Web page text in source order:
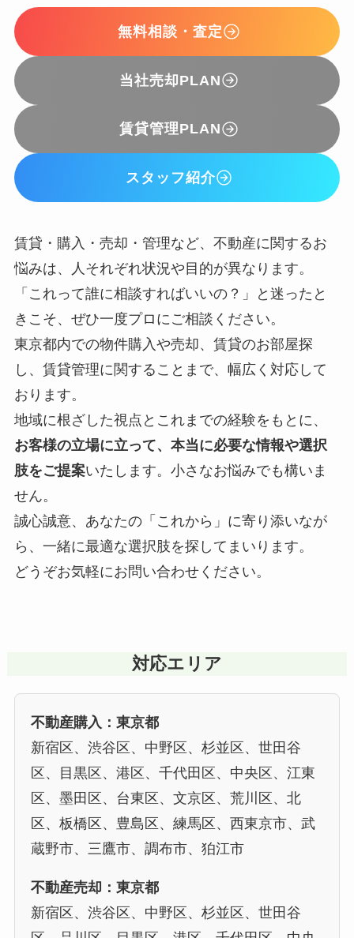
無料相談・査定
当社売却PLAN
賃貸管理PLAN
スタッフ紹介
賃貸・購入・売却・管理など、不動産に関するお
悩みは、人それぞれ状況や目的が異なります。
「これって誰に相談すればいいの？」と迷ったと
きこそ、ぜひ一度プロにご相談ください。
東京都内での物件購入や売却、賃貸のお部屋探
し、賃貸管理に関することまで、幅広く対応して
おります。
地域に根ざした視点とこれまでの経験をもとに、
お客様の立場に立って、本当に必要な情報や選択
肢をご提案いたします。小さなお悩みでも構いま
せん。
誠心誠意、あなたの「これから」に寄り添いなが
ら、一緒に最適な選択肢を探してまいります。
どうぞお気軽にお問い合わせください。
対応エリア
不動産購入：東京都
新宿区、渋谷区、中野区、杉並区、世田谷
区、目黒区、港区、千代田区、中央区、江東
区、墨田区、台東区、文京区、荒川区、北
区、板橋区、豊島区、練馬区、西東京市、武
蔵野市、三鷹市、調布市、狛江市
不動産売却：東京都
新宿区、渋谷区、中野区、杉並区、世田谷